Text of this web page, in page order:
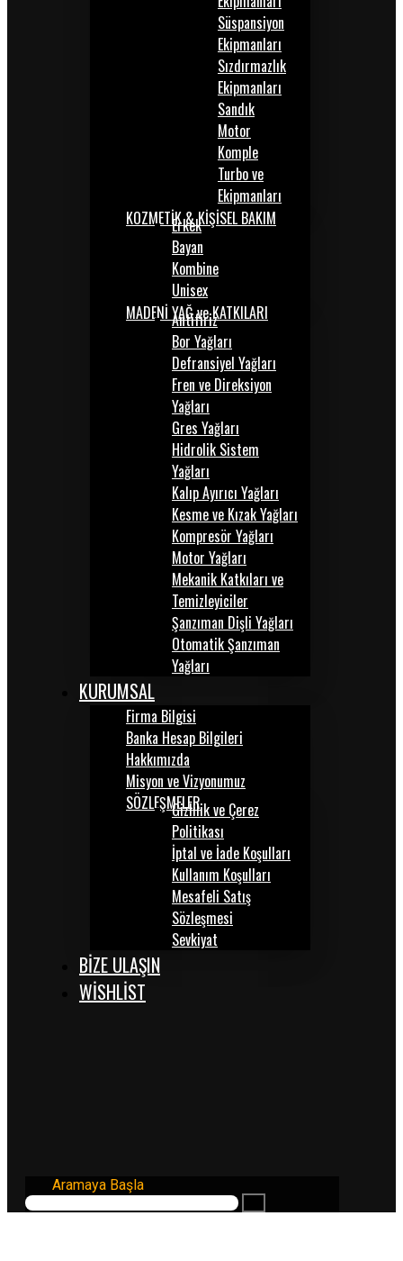
Süspansiyon
Ekipmanları
Sızdırmazlık
Ekipmanları
Sandık
Motor
Komple
Turbo ve
Ekipmanları
KOZMETİK & KİŞİSEL BAKIM
Erkek
Bayan
Kombine
Unisex
MADENİ YAĞ ve KATKILARI
Antifiriz
Bor Yağları
Defransiyel Yağları
Fren ve Direksiyon
Yağları
Gres Yağları
Hidrolik Sistem
Yağları
Kalıp Ayırıcı Yağları
Kesme ve Kızak Yağları
Kompresör Yağları
Motor Yağları
Mekanik Katkıları ve
Temizleyiciler
Şanzıman Dişli Yağları
Otomatik Şanzıman
Yağları
KURUMSAL
Firma Bilgisi
Banka Hesap Bilgileri
Hakkımızda
Misyon ve Vizyonumuz
SÖZLEŞMELERGizlilik ve Çerez
Politikası
İptal ve İade Koşulları
Kullanım Koşulları
Mesafeli Satış
Sözleşmesi
Sevkiyat
BİZE ULAŞIN
WISHLIST
Aramaya Başla